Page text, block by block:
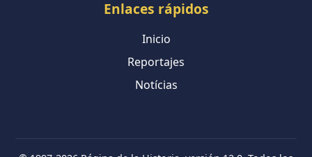
Enlaces rápidos
Inicio
Reportajes
Notícias